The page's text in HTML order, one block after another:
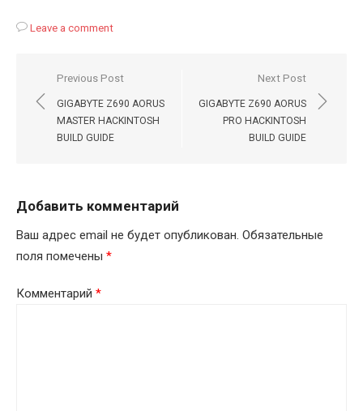
Leave a comment
Навигация
по
записям
Previous Post
GIGABYTE Z690 AORUS
MASTER HACKINTOSH
BUILD GUIDE
Next Post
GIGABYTE Z690 AORUS
PRO HACKINTOSH
BUILD GUIDE
Добавить комментарий
Ваш адрес email не будет опубликован. Обязательные
поля помечены *
Комментарий *